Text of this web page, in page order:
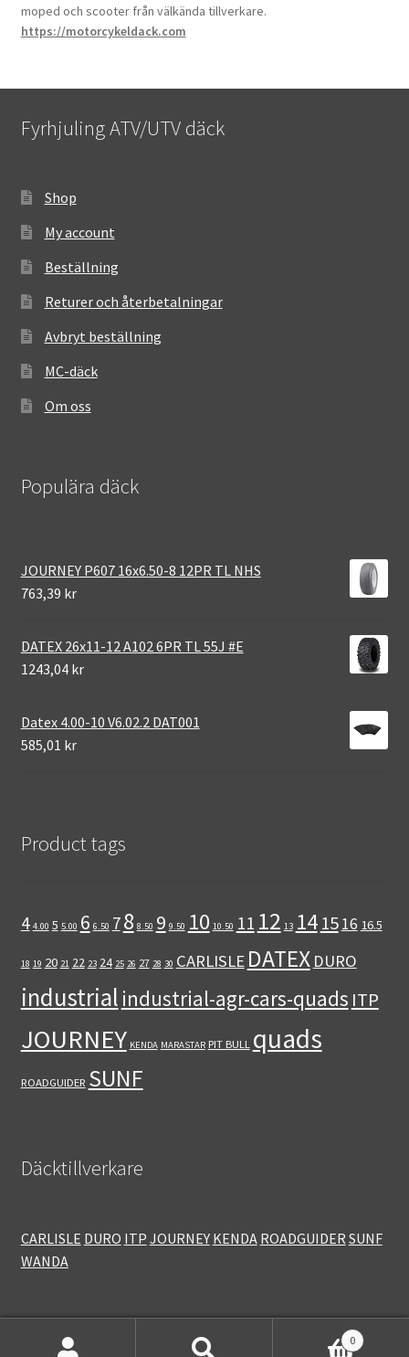
moped och scooter från välkända tillverkare.
https://motorcykeldack.com
Fyrhjuling ATV/UTV däck
Shop
My account
Beställning
Returer och återbetalningar
Avbryt beställning
MC-däck
Om oss
Populära däck
JOURNEY P607 16x6.50-8 12PR TL NHS
763,39 kr
DATEX 26x11-12 A102 6PR TL 55J #E
1243,04 kr
Datex 4.00-10 V6.02.2 DAT001
585,01 kr
Product tags
4 4.00 5 5.00 6 6.50 78 8.50 9 9.50 10 10.50 11 12 13 14 1516 16.5
18 19 20 21 22 23 24 25 26 27 28 30 CARLISLE DATEX DURO
industrial industrial-agr-cars-quads ITP
JOURNEY KENDA MARASTAR PIT BULL quads
ROADGUIDER SUNF
Däcktillverkare
CARLISLE DURO ITP JOURNEY KENDA ROADGUIDER SUNF
WANDA
0